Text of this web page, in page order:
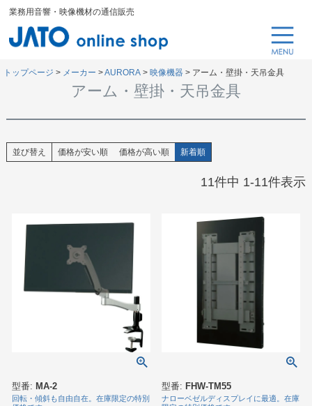
業務用音響・映像機材の通信販売
トップページ メーカー AURORA 映像機器 アーム・壁掛・天吊金具
アーム・壁掛・天吊金具
並び替え 価格が安い順 価格が高い順 新着順
11件中 1-11件表示
型番: MA-2
回転・傾斜も自由自在。在庫限定の特別
型番: FHW-TM55
ナローベゼルディスプレイに最適。在庫